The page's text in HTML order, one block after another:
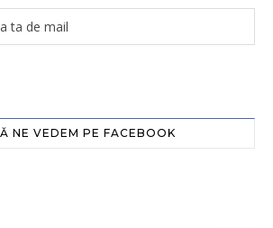
NE VEDEM PE FACEBOOK